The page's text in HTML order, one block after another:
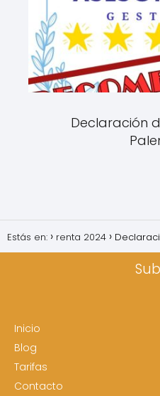
Declaración
Estás en: renta 2024
Inicio
Blog
Tarifas
Contacto